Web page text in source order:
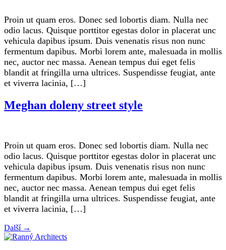
Proin ut quam eros. Donec sed lobortis diam. Nulla nec
odio lacus. Quisque porttitor egestas dolor in placerat unc
vehicula dapibus ipsum. Duis venenatis risus non nunc
fermentum dapibus. Morbi lorem ante, malesuada in mollis
nec, auctor nec massa. Aenean tempus dui eget felis
blandit at fringilla urna ultrices. Suspendisse feugiat, ante
et viverra lacinia, […]
Meghan doleny street style
Proin ut quam eros. Donec sed lobortis diam. Nulla nec
odio lacus. Quisque porttitor egestas dolor in placerat unc
vehicula dapibus ipsum. Duis venenatis risus non nunc
fermentum dapibus. Morbi lorem ante, malesuada in mollis
nec, auctor nec massa. Aenean tempus dui eget felis
blandit at fringilla urna ultrices. Suspendisse feugiat, ante
et viverra lacinia, […]
Další →